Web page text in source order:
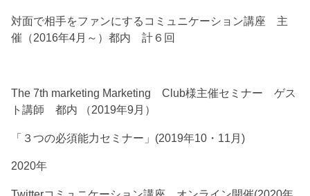
対面で相手をファンにするコミュニケーション講座 主
催（2016年4月～）都内 計６回
The 7th marketing Marketing Club様主催セミナー ゲス
ト講師 都内 （2019年9月）
「３つの必須能力セミナー」(2019年10・11月)
2020年